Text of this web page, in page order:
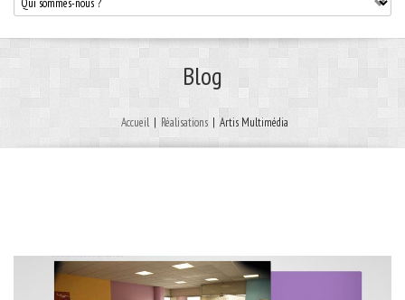
Blog
Accueil | Réalisations | Artis Multimédia